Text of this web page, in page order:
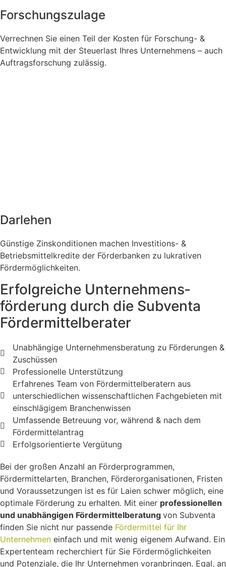
Forschungszulage
Verrechnen Sie einen Teil der Kosten für Forschung- &
Entwicklung mit der Steuerlast Ihres Unternehmens – auch
Auftragsforschung zulässig.
Darlehen
Günstige Zinskonditionen machen Investitions- &
Betriebsmittelkredite der Förderbanken zu lukrativen
Fördermöglichkeiten.
Erfolgreiche Unternehmens­
förderung durch die Subventa
Fördermittel­berater
Unabhängige Unternehmensberatung zu Förderungen &
Zuschüssen
Professionelle Unterstützung
Erfahrenes Team von Fördermittelberatern aus
unterschiedlichen wissenschaftlichen Fachgebieten mit
einschlägigem Branchenwissen
Umfassende Betreuung vor, während & nach dem
Fördermittelantrag
Erfolgsorientierte Vergütung
Bei der großen Anzahl an Förderprogrammen,
Fördermittelarten, Branchen, Förderorganisationen, Fristen
und Voraussetzungen ist es für Laien schwer möglich, eine
optimale Förderung zu erhalten. Mit einer professionellen
und unabhängigen Fördermittelberatung von Subventa
finden Sie nicht nur passende Fördermittel für Ihr
Unternehmen einfach und mit wenig eigenem Aufwand. Ein
Expertenteam recherchiert für Sie Fördermöglichkeiten
und Potenziale, die Ihr Unternehmen voranbringen. Egal, an